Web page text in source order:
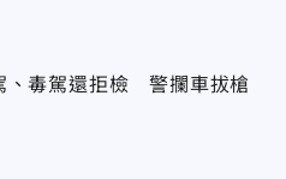
、毒駕還拒檢 警攔車拔槍